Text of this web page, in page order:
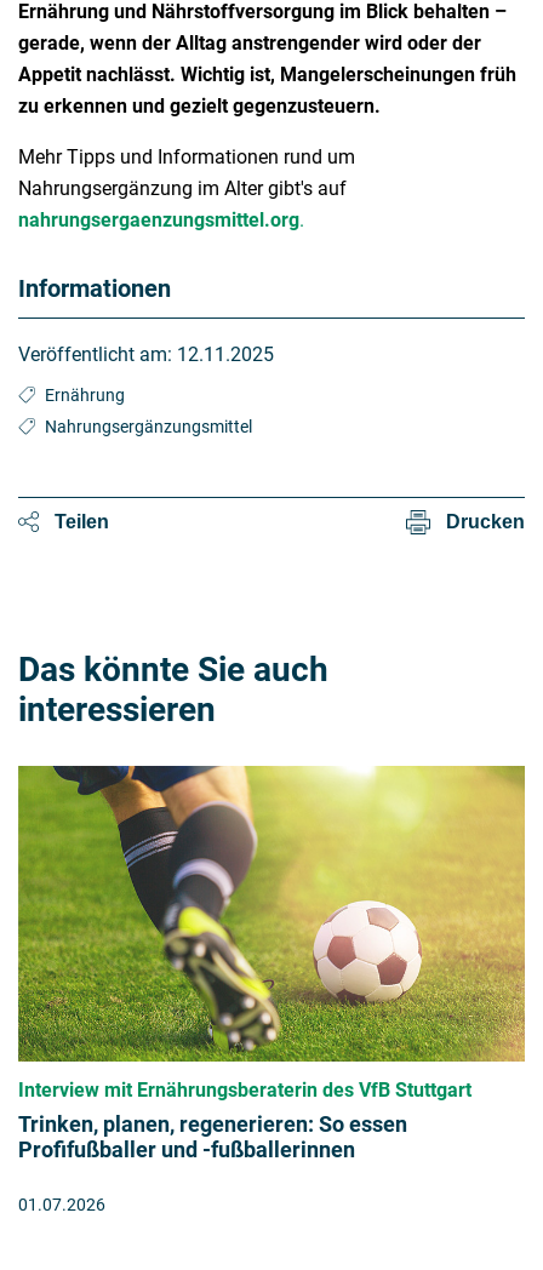
Ernährung und Nährstoffversorgung im Blick behalten –
gerade, wenn der Alltag anstrengender wird oder der
Appetit nachlässt. Wichtig ist, Mangelerscheinungen früh
zu erkennen und gezielt gegenzusteuern.
Mehr Tipps und Informationen rund um
Nahrungsergänzung im Alter gibt's auf
nahrungsergaenzungsmittel.org.
Informationen
Veröffentlicht am: 12.11.2025
Ernährung
Nahrungsergänzungsmittel
Teilen Drucken
Das könnte Sie auch
interessieren
Interview mit Ernährungsberaterin des VfB Stuttgart
Trinken, planen, regenerieren: So essen
Profifußballer und -fußballerinnen
01.07.2026